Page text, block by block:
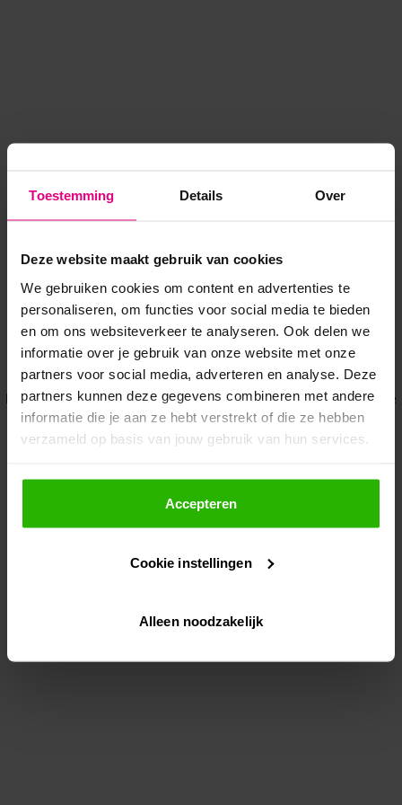
Toestemming Details Over
Deze website maakt gebruik van cookies
We gebruiken cookies om content en advertenties te
personaliseren, om functies voor social media te bieden
en om ons websiteverkeer te analyseren. Ook delen we
informatie over je gebruik van onze website met onze
partners voor social media, adverteren en analyse. Deze
partners kunnen deze gegevens combineren met andere
informatie die je aan ze hebt verstrekt of die ze hebben
verzameld op basis van jouw gebruik van hun services.
Als je op "Accepteer" klikt, dan geef je Voordeeluitjes.nl
toestemming om cookies voor social media en
gepersonaliseerde advertenties te plaatsen.
Lees hier meer over in onsprivacybeleid
Via "Cookie instellingen" kun je ook zelf instellen welke
Accepteren
Cookie instellingen
Alleen noodzakelijk
Application error: a client-side exception has occurred while
loadingwww.voordeeluitjes.nl (see the browser console for more
information).